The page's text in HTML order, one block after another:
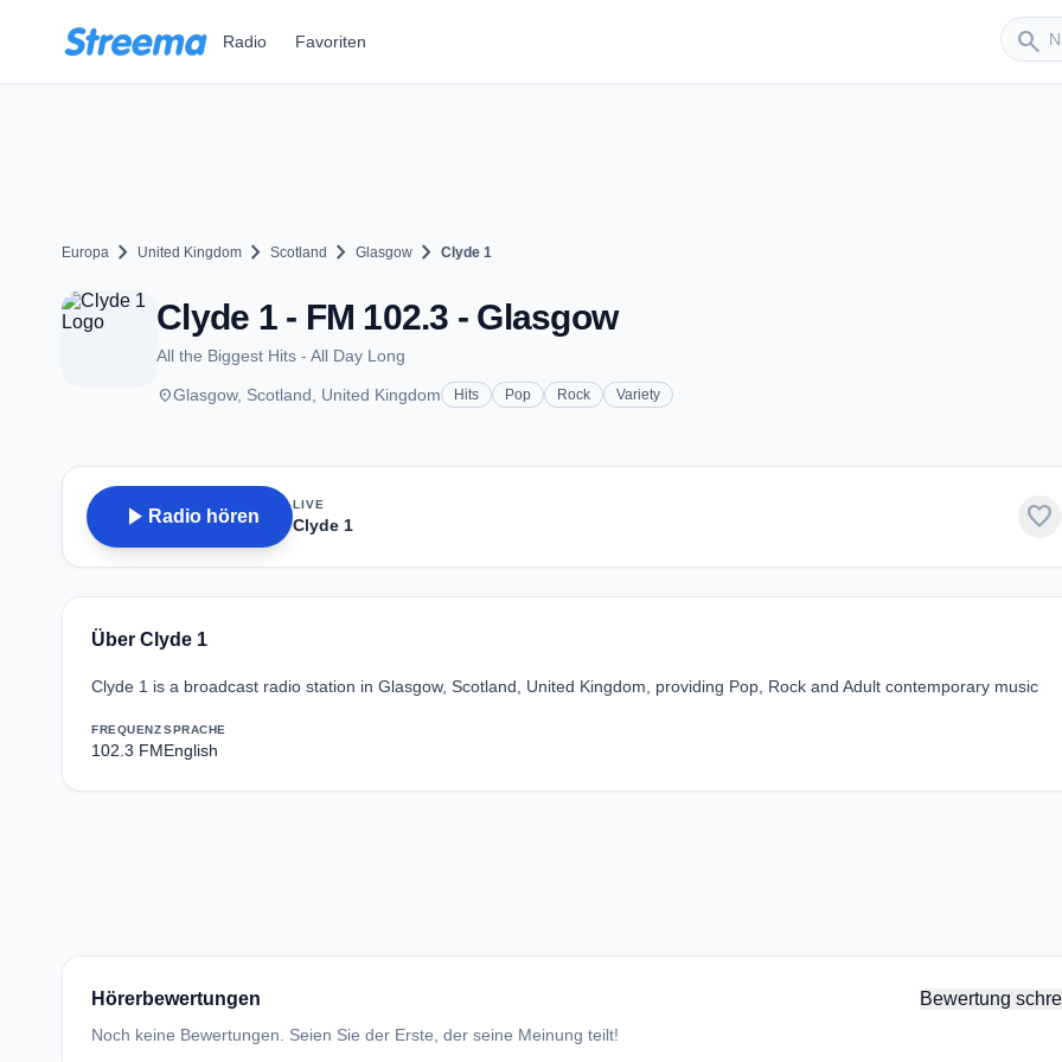
Radio Favoriten search
Europa chevron_right United Kingdom chevron_right Scotland chevron_right Glasgow chevron_right Clyde 1
Clyde 1 - FM 102.3 - Glasgow
All the Biggest Hits - All Day Long
placeGlasgow, Scotland, United Kingdom Hits Pop Rock Variety
play_arrow Radio hören
LIVE
Clyde 1 favorite
Über Clyde 1
Clyde 1 is a broadcast radio station in Glasgow, Scotland, United Kingdom, providing Pop, Rock and Adult contemporary music
FREQUENZ
102.3 FM
SPRACHE
English
Hörerbewertungen Bewertung
Noch keine Bewertungen. Seien Sie der Erste, der seine Meinung teilt!